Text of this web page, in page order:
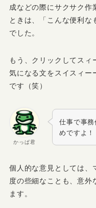
成などの際にサクサク作
ときは、「こんな便利な
でした。
もう、クリックしてスィ
気になる文をスイスィー
です（笑）
かっぱ君
仕事で事
めですよ！
個人的な意見としては、
度の些細なことも、意外
ます。